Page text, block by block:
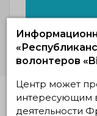
Подробнее
Похожие
волонтеров
Центр может
интересующим
деятельности